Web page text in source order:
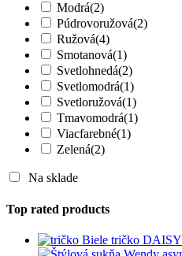
Modrá(2)
Púdrovoružová(2)
Ružová(4)
Smotanová(1)
Svetlohnedá(2)
Svetlomodrá(1)
Svetloružová(1)
Tmavomodrá(1)
Viacfarebné(1)
Zelená(2)
Na sklade
Top rated products
Biele tričko DAISY